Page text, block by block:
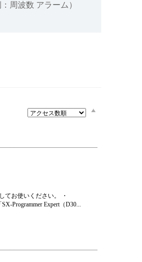
周波数 アラーム）
てお使いください。 ・
Programmer Expert（D30...